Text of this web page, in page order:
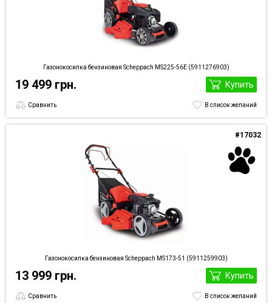
Газонокосилка бензиновая Scheppach MS225-56E (5911276903)
19 499 грн. Купить
Сравнить В список желаний
Газонокосилка бензиновая Scheppach MS173-51 (5911259903)
#17032
13 999 грн. Купить
Сравнить В список желаний